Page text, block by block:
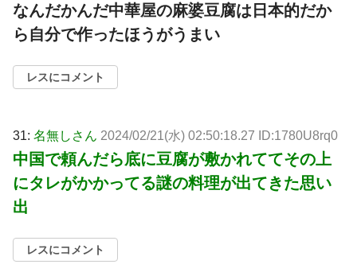
なんだかんだ中華屋の麻婆豆腐は日本的だか
ら自分で作ったほうがうまい
レスにコメント
31: 名無しさん 2024/02/21(水) 02:50:18.27 ID:1780U8rq0
中国で頼んだら底に豆腐が敷かれててその上
にタレがかかってる謎の料理が出てきた思い
出
レスにコメント